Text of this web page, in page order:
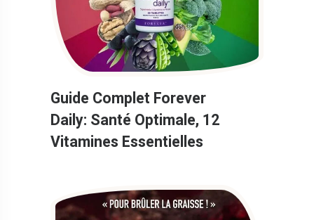
Guide Complet Forever
Daily: Santé Optimale, 12
Vitamines Essentielles